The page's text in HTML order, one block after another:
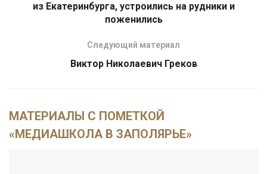
из Екатеринбурга, устроились на рудники и
поженились
Следующий материал
Виктор Николаевич Греков
МАТЕРИАЛЫ С ПОМЕТКОЙ
«МЕДИАШКОЛА В ЗАПОЛЯРЬЕ»